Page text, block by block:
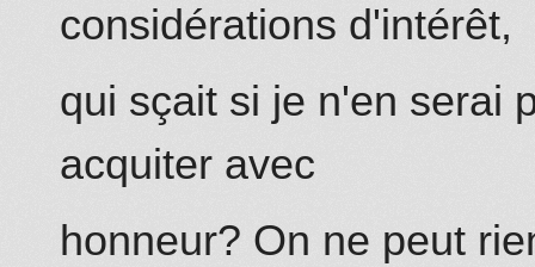
considérations d'intérêt,
qui sçait si je n'en serai
acquiter avec
honneur? On ne peut